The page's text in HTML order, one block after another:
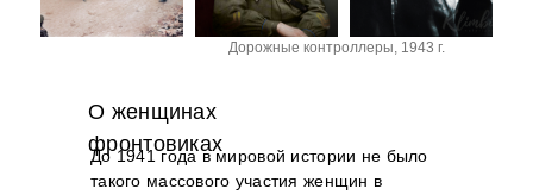
До 1941 года в мировой истории не было
такого массового участия женщин в
О женщинах
фронтовиках
Дорожные контроллеры, 1943 г.